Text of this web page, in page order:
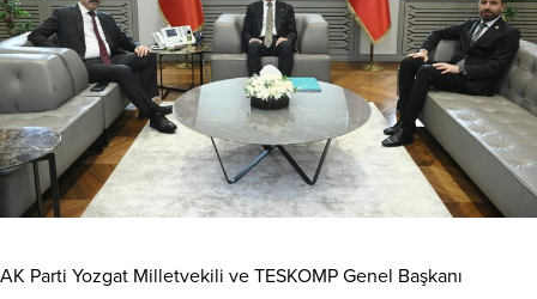
AK Parti Yozgat Milletvekili ve TESKOMP Genel Başkanı